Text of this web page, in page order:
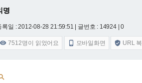
명
록일 : 2012-08-28 21:59:51 | 글번호 : 14924 | 0
 7512명이 읽었어요  모바일화면  URL